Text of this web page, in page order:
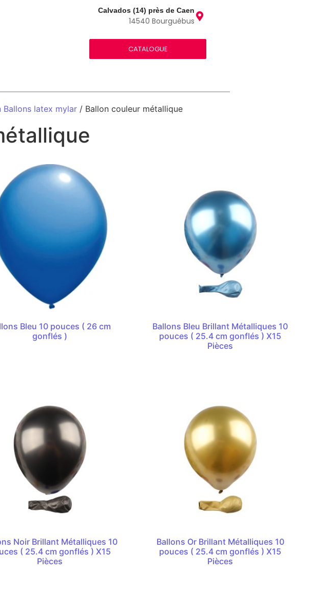
Calvados (14) près de Caen
14540 Bourguébus
CATALOGUE
Ballons latex mylar/ Ballon couleur métallique
Bleu 10 pouces ( 26 cm
gonflés )
Ballons Bleu Brillant Métalliques 10
pouces ( 25.4 cm gonflés ) X15
Pièces
Noir Brillant Métalliques 10
( 25.4 cm gonflés ) X15
Pièces
Ballons Or Brillant Métalliques 10
pouces ( 25.4 cm gonflés ) X15
Pièces